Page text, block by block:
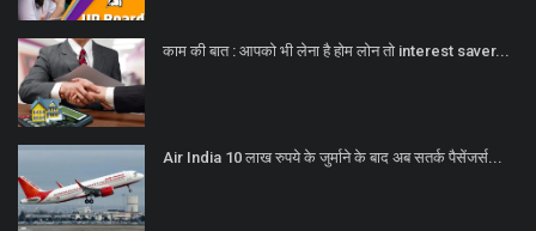
काम की बात : आपको भी लेना है होम लोन तो interest saver...
Air India 10 लाख रुपये के जुर्माने के बाद अब सतर्क पैसेंजर्स...